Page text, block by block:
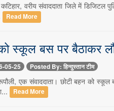
वरीय संवाददाता जिले में डिजिटल
Read More
स्कूल बस पर बैठाकर
05-25 Posted By: हिन्दुस्तान टीम
एक संवाददाता। छोटी बहन को
Read More